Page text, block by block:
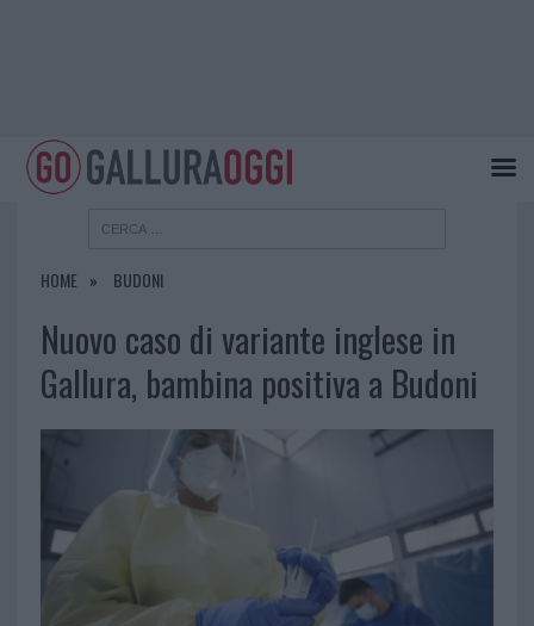
HOME BUDONI
Nuovo caso di variante inglese in
Gallura, bambina positiva a Budoni